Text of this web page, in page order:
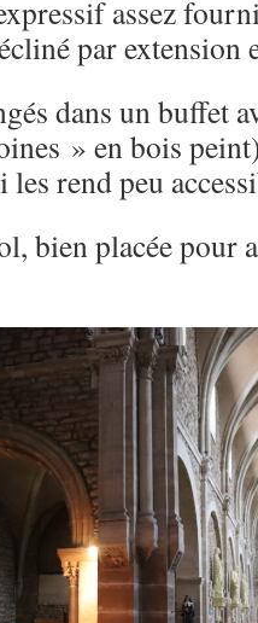
assez
par extension
dans un buffet
» en bois
les rend peu
bien placée pour